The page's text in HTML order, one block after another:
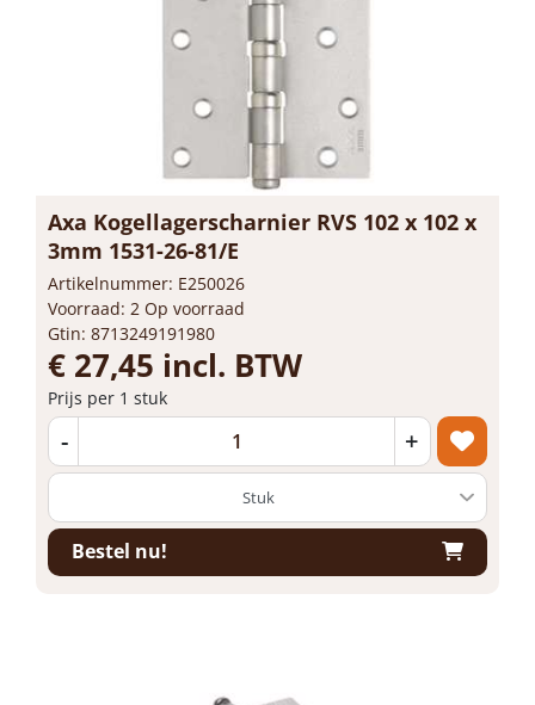
Axa Kogellagerscharnier RVS 102 x 102 x
3mm 1531-26-81/E
Artikelnummer: E250026
Voorraad: 2 Op voorraad
Gtin: 8713249191980
€ 27,45 incl. BTW
Prijs per 1 stuk
- +
Bestel nu!